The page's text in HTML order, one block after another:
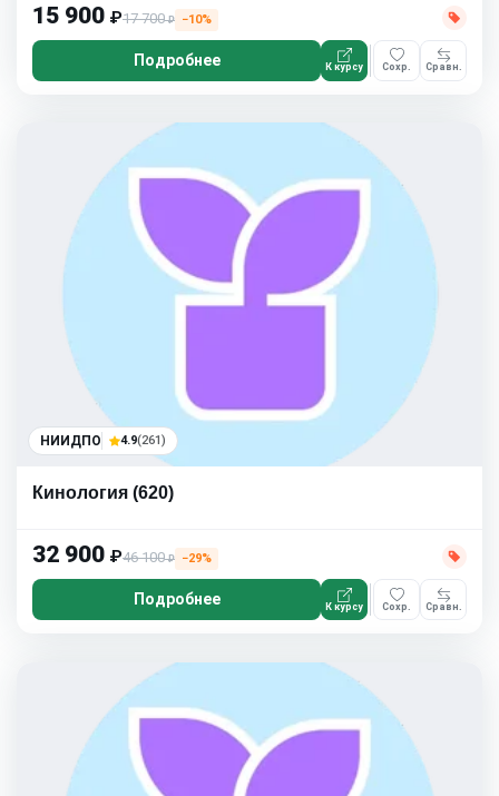
15 900 ₽17 700₽ −10%
Подробнее К курсу Сохр. Сравн.
НИИДПО 4.9(261)
Кинология (620)
32 900 ₽46 100₽ −29%
Подробнее К курсу Сохр. Сравн.